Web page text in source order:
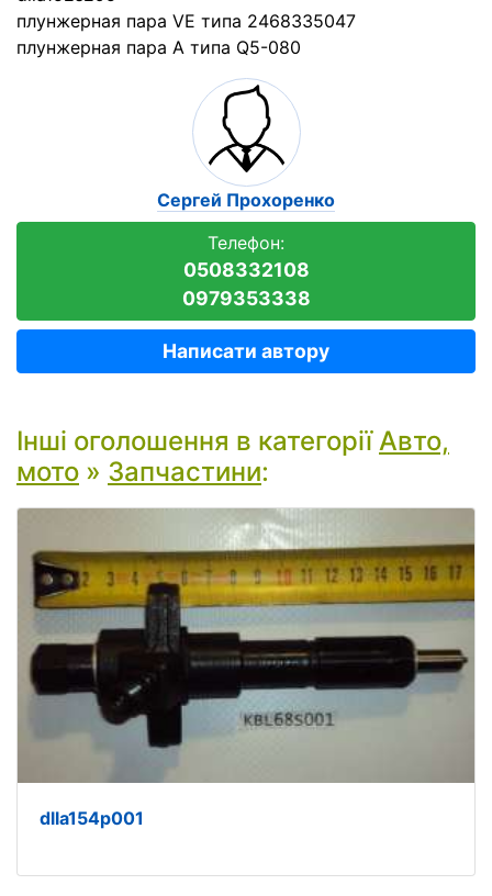
плунжерная пара VE типа 2468335047
плунжерная пара A типа Q5-080
Сергей Прохоренко
Телефон:
0508332108
0979353338
Написати автору
Інші оголошення в категоріїАвто,
мото » Запчастини:
dlla154p001